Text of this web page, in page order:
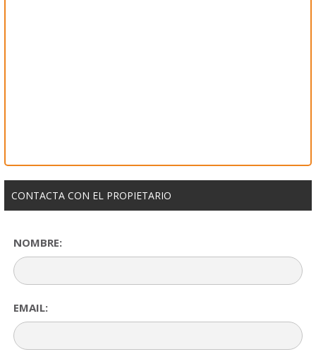
CONTACTA CON EL PROPIETARIO
NOMBRE:
EMAIL: